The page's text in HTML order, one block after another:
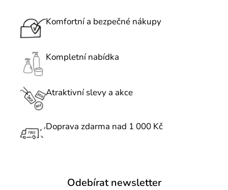
c
r
y
p
v
á
Komfortní a bezpečné nákupy
Kompletní nabídka
Atraktivní slevy a akce
Doprava zdarma nad 1 000 Kč
Odebírat newsletter